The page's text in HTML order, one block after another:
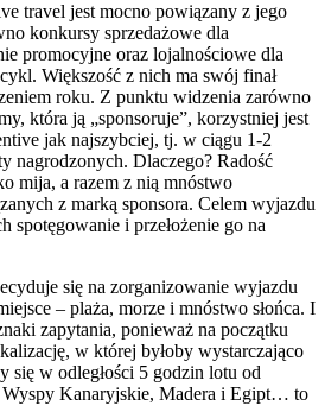
travel jest mocno powiązany z jego
konkursy sprzedażowe dla
promocyjne oraz lojalnościowe dla
Większość z nich ma swój finał
roku. Z punktu widzenia zarówno
która ją „sponsoruje”, korzystniej jest
jak najszybciej, tj. w ciągu 1-2
nagrodzonych. Dlaczego? Radość
mija, a razem z nią mnóstwo
z marką sponsora. Celem wyjazdu
spotęgowanie i przełożenie go na
się na zorganizowanie wyjazdu
– plaża, morze i mnóstwo słońca. I
zapytania, ponieważ na początku
w której byłoby wystarczająco
się w odległości 5 godzin lotu od
Wyspy Kanaryjskie, Madera i Egipt… to